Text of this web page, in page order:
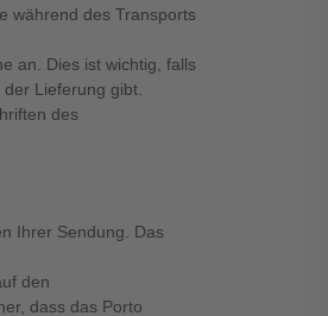
während des Transports
an. Dies ist wichtig, falls
Lieferung gibt.
des
Ihrer Sendung. Das
den
dass das Porto